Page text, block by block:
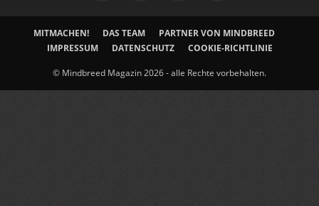
MITMACHEN! DAS TEAM
PARTNER VON MINDBREED
IMPRESSUM
DATENSCHUTZ COOKIE-RICHTLINIE
© Mindbreed Magazin 2026 - alle Rechte vorbehalten.